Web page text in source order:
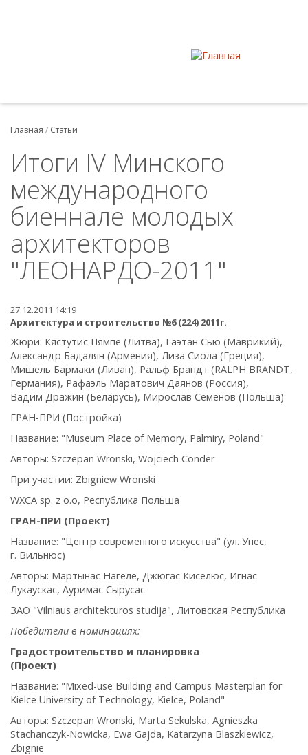
Главная / Статьи
Итоги IV Минского
международного
биеннале молодых
архитекторов
"ЛЕОНАРДО-2011"
27.12.2011 14:19
Архитектура и строительство №6 (224) 2011г.
Жюри: Кястутис Пямпе (Литва), Гаэтан Сью (Маврикий),
Александр Бадалян (Армения), Лиза Сиола (Греция),
Мишель Бармаки (Ливан), Ральф Брандт (RALPH BRANDT,
Германия), Рафаэль Маратович Даянов (Россия),
Вадим Дражин (Беларусь), Мирослав Семенов (Польша)
ГРАН-ПРИ (Постройка)
Название: "Museum Place of Memory, Palmiry, Poland"
Авторы: Szczepan Wronski, Wojciech Conder
При участии: Zbigniew Wronski
WXCA sp. z o.o, Республика Польша
ГРАН-ПРИ (Проект)
Название: "Центр современного искусства" (ул. Упес,
г. Вильнюс)
Авторы: Мартынас Нагеле, Джюгас Киселюс, Игнас
Лукаускас, Ауримас Сырусас
ЗАО "Vilniaus architekturos studija", Литовская Республика
Победители в номинациях:
Градостроительство и планировка
(Проект)
Название: "Mixed-use Building and Campus Masterplan for
Kielce University of Technology, Kielce, Poland"
Авторы: Szczepan Wronski, Marta Sekulska, Agnieszka
Stachanczyk-Nowicka, Ewa Gajda, Katarzyna Blaszkiewicz,
Zbignie